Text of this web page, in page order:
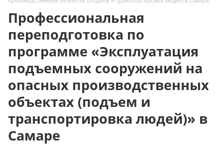
Профессиональная
переподготовка по
программе «Эксплуатация
подъемных сооружений на
опасных производственных
объектах (подъем и
транспортировка людей)» в
Самаре